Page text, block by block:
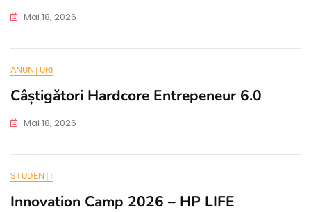
Mai 18, 2026
ANUNȚURI
Câștigători Hardcore Entrepeneur 6.0
Mai 18, 2026
STUDENȚI
Innovation Camp 2026 – HP LIFE